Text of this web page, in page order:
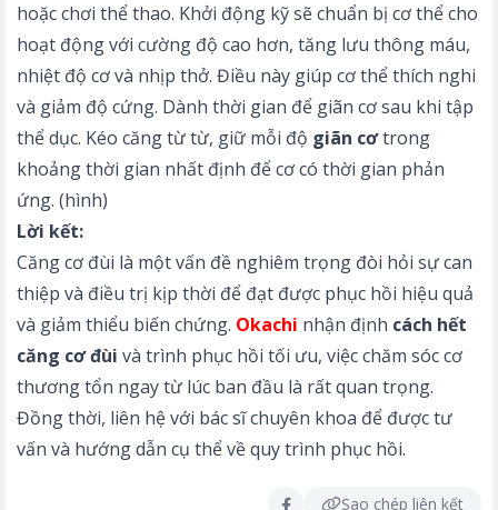
hoặc chơi thể thao. Khởi động kỹ sẽ chuẩn bị cơ thể cho
hoạt động với cường độ cao hơn, tăng lưu thông máu,
nhiệt độ cơ và nhịp thở. Điều này giúp cơ thể thích nghi
và giảm độ cứng. Dành thời gian để giãn cơ sau khi tập
thể dục. Kéo căng từ từ, giữ mỗi độ giãn cơtrong
khoảng thời gian nhất định để cơ có thời gian phản
ứng. (hình)
Lời kết:
Căng cơ đùi là một vấn đề nghiêm trọng đòi hỏi sự can
thiệp và điều trị kịp thời để đạt được phục hồi hiệu quả
và giảm thiểu biến chứng. Okachi nhận định cách hết
căng cơ đùi và trình phục hồi tối ưu, việc chăm sóc cơ
thương tổn ngay từ lúc ban đầu là rất quan trọng.
Đồng thời, liên hệ với bác sĩ chuyên khoa để được tư
vấn và hướng dẫn cụ thể về quy trình phục hồi.
Sao chép liên kết